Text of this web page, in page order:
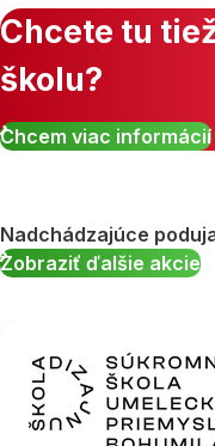
Zobraziť všetky študijné
Chcete tu
školu?
Chcem viac informácií
Nadchádzajúce
Zobraziť ďalšie akcie